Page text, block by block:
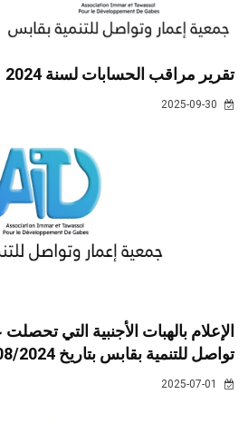
تقرير مراقب الحسابات لسنة 2024
الإعلام بالهبات الأجنبية التي
تواصل للتنمية بقابس بتاريخ 15/08/2024.